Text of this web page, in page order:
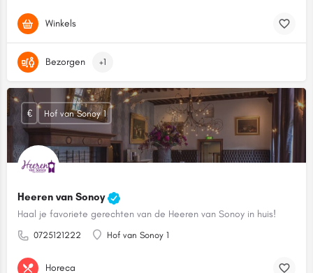
Winkels
Bezorgen +1
Heeren van Sonoy
Haal je favoriete gerechten van de Heeren van Sonoy in huis!
0725121222 Hof van Sonoy 1
€ Hof van Sonoy 1
Horeca